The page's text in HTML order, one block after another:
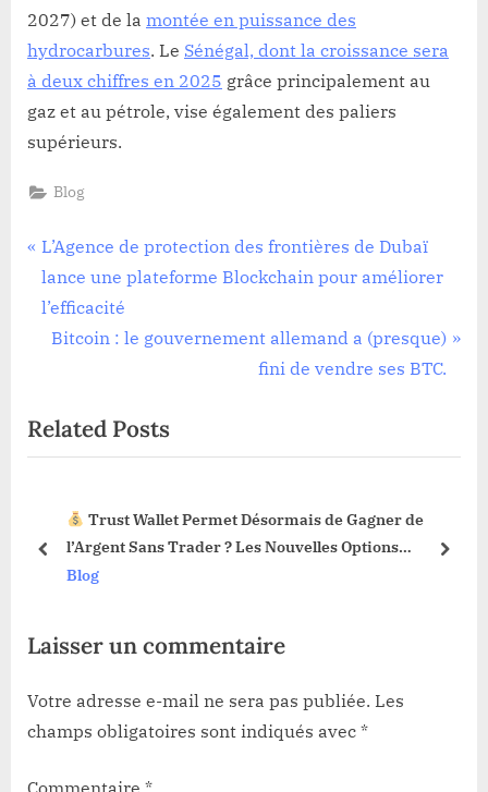
2027) et de la montée en puissance des
hydrocarbures. Le Sénégal, dont la croissance sera
à deux chiffres en 2025 grâce principalement au
gaz et au pétrole, vise également des paliers
supérieurs.
Blog
Navigation
de
l’article
P
r
e
u
s
s
L’Agence de protection des frontières de Dubaï
lance une plateforme Blockchain pour améliorer
l’efficacité
N
t
P
Bitcoin : le gouvernement allemand a (presque)
fini de vendre ses BTC.
Related Posts
Trust Wallet Permet Désormais de Gagner de
l’Argent Sans Trader ? Les Nouvelles Options
Dévoilées !
Blog
prev next
Laisser un commentaire
Votre adresse e-mail ne sera pas publiée. Les
champs obligatoires sont indiqués avec *